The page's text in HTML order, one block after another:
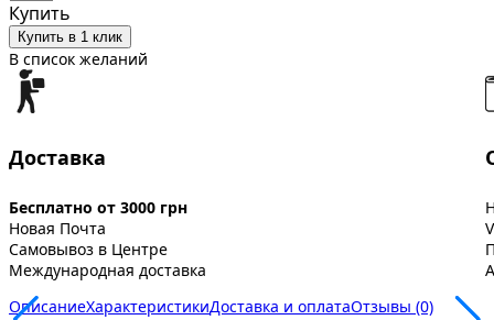
Купить
Купить в 1 клик
В список желаний
Доставка
Бесплатно от 3000 грн
Новая Почта
Самовывоз в Центре
Международная доставка
ОписаниеХарактеристикиДоставка и оплатаОтзывы (0)